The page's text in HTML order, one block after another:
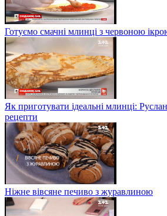
Готуємо смачні млинці з червоною
Як приготувати ідеальні млинці: Руслан
рецепти
Ніжне вівсяне печиво з журавлиною